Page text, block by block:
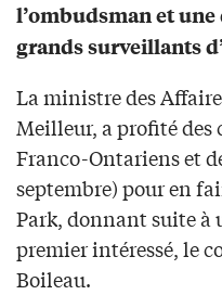
l’ombudsman et
grands surveillants
La ministre des
Meilleur, a profité des
Franco-Ontariens et
septembre) pour en
Park, donnant suite à
premier intéressé, le
Boileau.